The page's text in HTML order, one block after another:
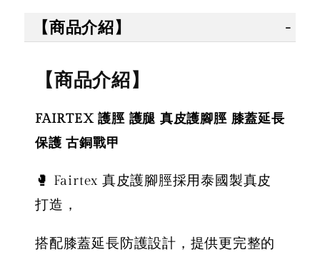
【商品介紹】
【商品介紹】
FAIRTEX 護脛 護腿 真皮護腳脛 膝蓋延長
保護 古銅戰甲
🥊 Fairtex 真皮護腳脛採用泰國製真皮
打造，
搭配膝蓋延長防護設計，提供更完整的